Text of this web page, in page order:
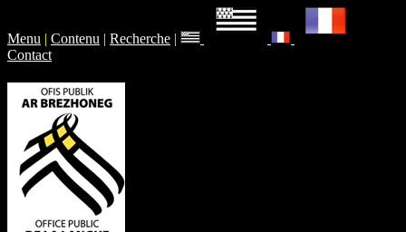
Menu | Contenu | Recherche |
Contact